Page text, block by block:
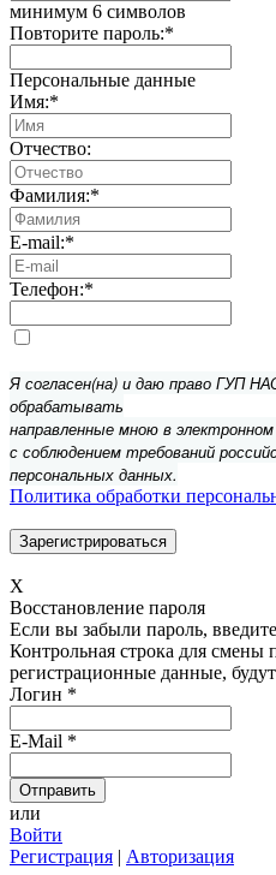
минимум 6 символов
Повторите пароль:*
Персональные данные
Имя:*
Отчество:
Фамилия:*
E-mail:*
Телефон:*
Я согласен(на) и даю право ГУП
обрабатывать
направленные мною в
с соблюдением требований
персональных данных.
Политика обработки
X
Восстановление пароля
Если вы забыли пароль,
Контрольная строка для смены
регистрационные данные,
Логин *
E-Mail *
или
Войти
Регистрация | Авторизация